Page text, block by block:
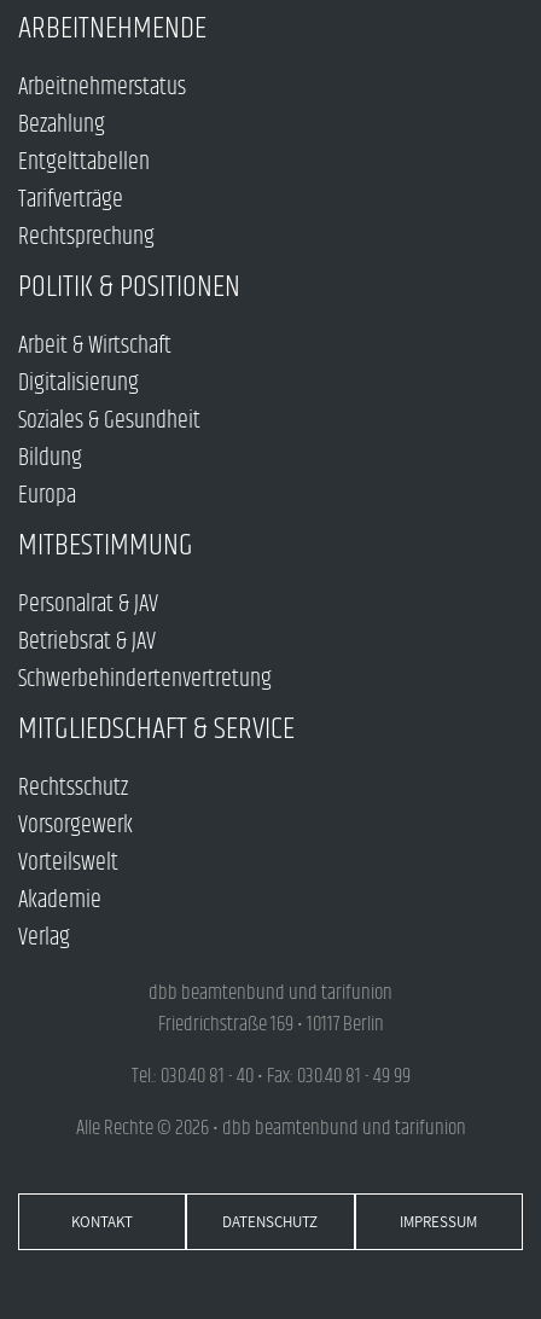
ARBEITNEHMENDE
Arbeitnehmerstatus
Bezahlung
Entgelttabellen
Tarifverträge
Rechtsprechung
POLITIK & POSITIONEN
Arbeit & Wirtschaft
Digitalisierung
Soziales & Gesundheit
Bildung
Europa
MITBESTIMMUNG
Personalrat & JAV
Betriebsrat & JAV
Schwerbehindertenvertretung
MITGLIEDSCHAFT & SERVICE
Rechtsschutz
Vorsorgewerk
Vorteilswelt
Akademie
Verlag
dbb beamtenbund und tarifunion
Friedrichstraße 169 • 10117 Berlin
Tel.: 030.40 81 - 40 • Fax: 030.40 81 - 49 99
Alle Rechte © 2026 • dbb beamtenbund und tarifunion
KONTAKT DATENSCHUTZ IMPRESSUM